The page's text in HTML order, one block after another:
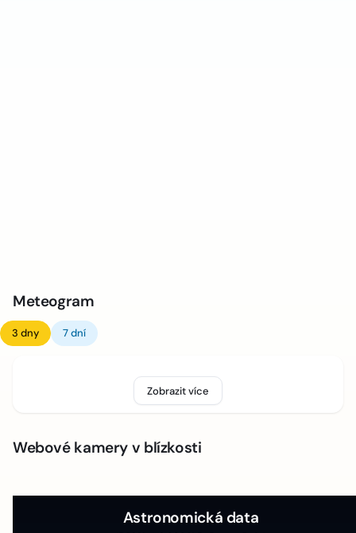
Meteogram
3 dny 7 dní
Zobrazit více
Webové kamery v blízkosti
Astronomická data